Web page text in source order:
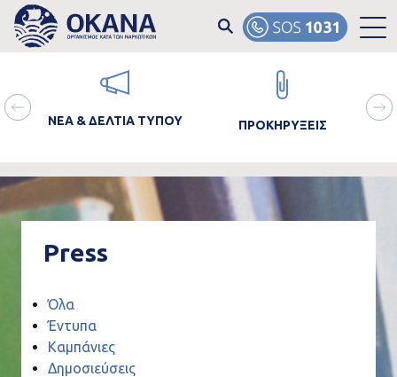
Skip to main content
ΝΕΑ & ΔΕΛΤΙΑ ΤΥΠΟΥ ΠΡΟΚΗΡΥΞΕΙΣ
Press
Όλα
Έντυπα
Καμπάνιες
Δημοσιεύσεις